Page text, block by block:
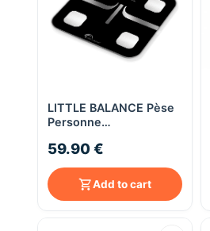
Quick View
LITTLE BALANCE Pèse
Personne
Fitdays Connect-4
Classic
59.90 €
Add to cart